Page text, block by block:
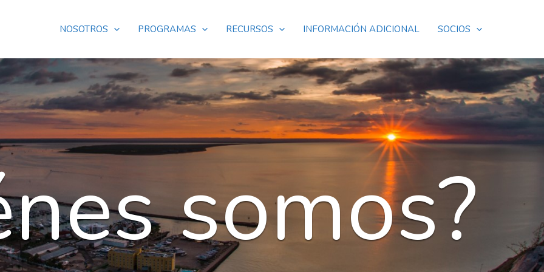
NOSOTROS PROGRAMAS RECURSOS INFORMACIÓN ADICIONAL SOCIOS
somos?